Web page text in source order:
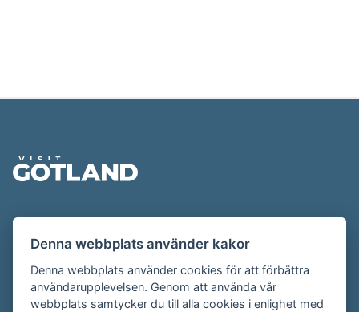
Evenemangskalendern presenteras av
Destination Gotland påvisitgotland.se.
Har du frågor om evenemangskalendern? Mejla oss på
evenemang@visitgotland.se.
Denna webbplats använder kakor
Denna webbplats använder cookies för att förbättra
användarupplevelsen. Genom att använda vår
webbplats samtycker du till alla cookies i enlighet med